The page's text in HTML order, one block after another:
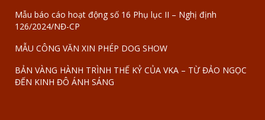
Mẫu báo cáo hoạt động số 16 Phụ lục II – Nghị định
126/2024/NĐ-CP
MẪU CÔNG VĂN XIN PHÉP DOG SHOW
BẢN VÀNG HÀNH TRÌNH THẾ KỶ CỦA VKA – TỪ ĐẢO NGỌC
ĐẾN KINH ĐÔ ÁNH SÁNG